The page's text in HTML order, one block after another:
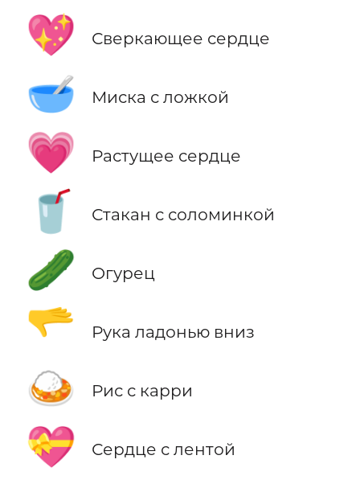
💖
Сверкающее сердце
🥣 Миска с ложкой
💗 Растущее сердце
🥤 Стакан с соломинкой
🥒 Огурец
🫳 Рука ладонью вниз
🍛 Рис с карри
💝 Сердце с лентой